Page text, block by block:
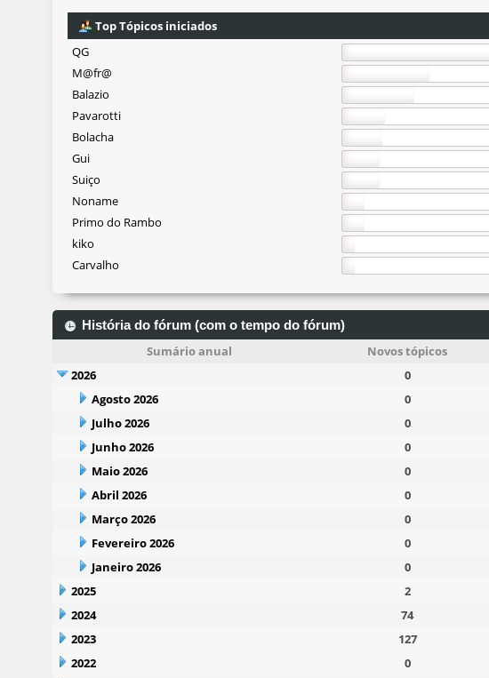
Top Tópicos iniciados
QG
M@fr@
Balazio
Pavarotti
Bolacha
Gui
Suiço
Noname
Primo do Rambo
kiko
Carvalho
História do fórum (com o tempo do fórum)
Sumário anual Novos tópicos
2026
0
Agosto 2026
0
Julho 2026
0
Junho 2026
0
Maio 2026
0
Abril 2026
0
Março 2026
0
Fevereiro 2026
0
Janeiro 2026
0
2025
2
2024
74
2023
127
2022
0